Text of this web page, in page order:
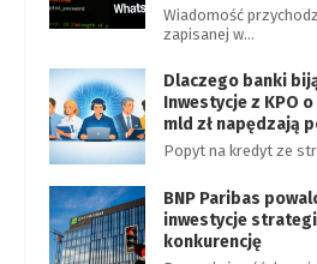
Wiadomość
zapisanej w…
Dlaczego banki
Inwestycje z KPO
mld zł napędzają
Popyt na kredyt ze
BNP Paribas
inwestycje
konkurencję